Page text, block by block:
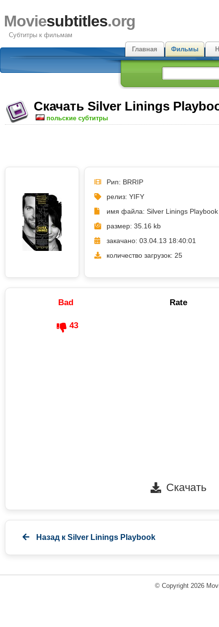
Moviesubtitles.org
Субтитры к фильмам
Главная
Фильмы
Скачать Silver Linings
польские субтитры
Рип: BRRIP
релиз: YIFY
имя файла: Silver Linings Playbook
размер: 35.16 kb
закачано: 03.04.13 18:40:01
количество загрузок: 25
Bad Rate
43
Скачать
Назад к Silver Linings Playbook
© Copyright 2026